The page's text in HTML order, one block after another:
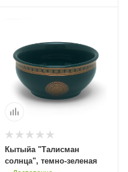
Кытыйа "Талисман
солнца", темно-зеленая